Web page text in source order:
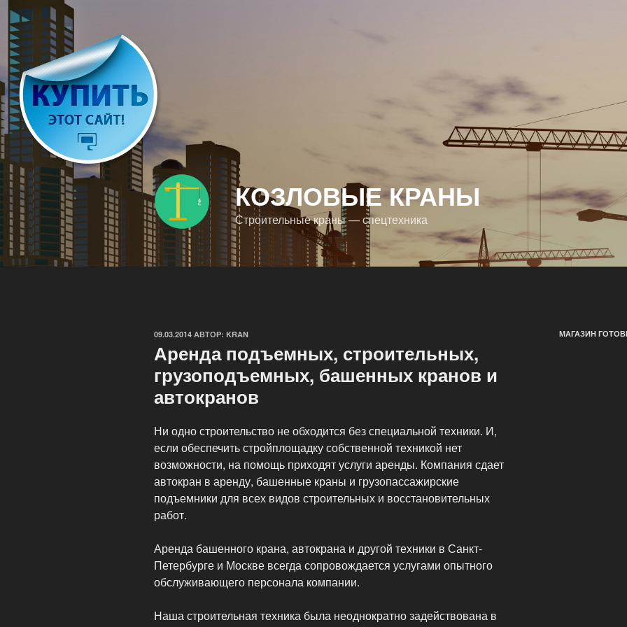
Перейти
содержимому
КОЗЛОВЫЕ КРАНЫ
Строительные краны — спецтехника
ОПУБЛИКОВАНО
09.03.2014 АВТОР: KRAN
Аренда подъемных, строительных,
грузоподъемных, башенных кранов и
автокранов
Ни одно строительство не обходится без специальной техники. И,
если обеспечить стройплощадку собственной техникой нет
возможности, на помощь приходят услуги аренды. Компания сдает
автокран в аренду, башенные краны и грузопассажирские
подъемники для всех видов строительных и восстановительных
работ.
Аренда башенного крана, автокрана и другой техники в Санкт-
Петербурге и Москве всегда сопровождается услугами опытного
обслуживающего персонала компании.
Наша строительная техника была неоднократно задействована в
МАГАЗИН